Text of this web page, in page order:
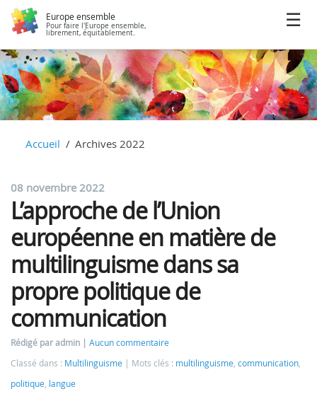
Europe ensemble
Pour faire l'Europe ensemble,
librement, équitablement.
Accueil Archives 2022
08 novembre 2022
L’approche de l’Union
européenne en matière de
multilinguisme dans sa
propre politique de
communication
Rédigé par admin
Aucun commentaire
Classé dans : Multilinguisme Mots clés : multilinguisme communication
politique langue